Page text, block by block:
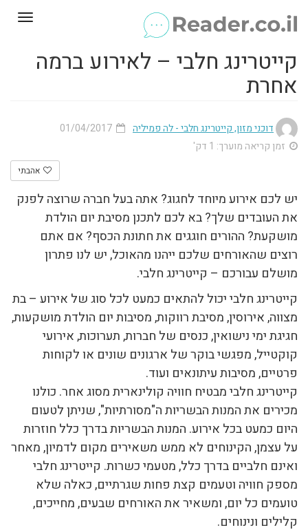
קייטרינג חלבי – לאירוע ברמה
אחרת
דוכני מזון, קייטרינג חלבי - לה פמיליה
זמן קריאה מוערך: 1 דק'
אהבתי
יש לכם אירוע מיוחד לחגוג? אתה בעל חברה שרוצה לפנק
את העובדים שלך? בא לכם לתכנן מסיבת יום הולדת
מושקעת? ההורים חוגגים את חתונת הכסף? אם אתם
רוצים שהאורחים שלכם ייהנו מהאוכל, יש לנו פתרון
מושלם עבורכם – קייטרינג חלבי.
קייטרינג חלבי יכול להתאים כמעט לכל סוג של אירוע – בת
מצווה, אירוסין, מסיבת רווקות, מסיבות יום הולדת מושקעות,
חגיגת ימי נישואין, כנסים של חברות, תערוכות, אירועי
קוקטייל, מפגשי בוקר של ארגונים שונים או לקוחות
פרטיים, מסיבות עיתונאים ועוד.
קייטרינג חלבי מבטיח חוויה קולינארית מסוג אחר. כולנו
מכירים את המנות הבשריות ה"מסורתיות", שניתן לטעום
היום כמעט בכל אירוע. המנות הבשריות בדרך כלל חוזרות
על עצמן, הקינוחים לא ממש משאירים מקום לדמיון, מאחר
ואינם חלביים בדרך כלל, מטעמי כשרות. קייטרינג חלבי
מספק חוויה וטעמים קצת פחות שגרתיים, כאלה שלא
טועמים כל יום, ומשאיר את האורחים שבעים, מחייכים,
קלילים ונינוחים.